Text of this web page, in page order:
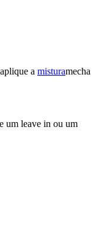
a misturamecha
um leave in ou um